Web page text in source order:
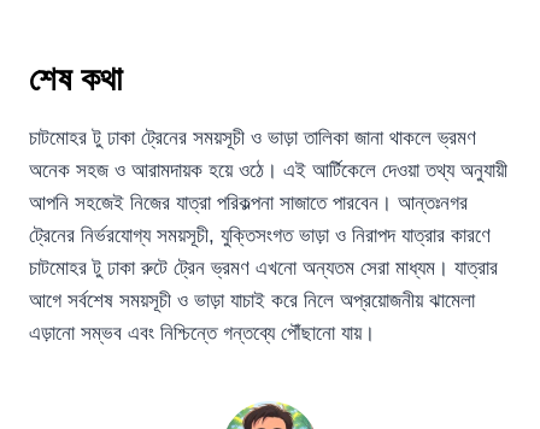
শেষ কথা
চাটমোহর টু ঢাকা ট্রেনের সময়সূচী ও ভাড়া তালিকা জানা থাকলে ভ্রমণ
অনেক সহজ ও আরামদায়ক হয়ে ওঠে। এই আর্টিকেলে দেওয়া তথ্য অনুযায়ী
আপনি সহজেই নিজের যাত্রা পরিকল্পনা সাজাতে পারবেন। আন্তঃনগর
ট্রেনের নির্ভরযোগ্য সময়সূচী, যুক্তিসংগত ভাড়া ও নিরাপদ যাত্রার কারণে
চাটমোহর টু ঢাকা রুটে ট্রেন ভ্রমণ এখনো অন্যতম সেরা মাধ্যম। যাত্রার
আগে সর্বশেষ সময়সূচী ও ভাড়া যাচাই করে নিলে অপ্রয়োজনীয় ঝামেলা
এড়ানো সম্ভব এবং নিশ্চিন্তে গন্তব্যে পৌঁছানো যায়।